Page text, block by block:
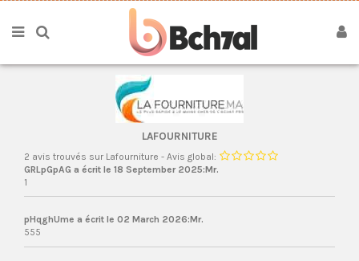
LAFOURNITURE
2 avis trouvés sur Lafourniture - Avis global:
GRLpGpAG a écrit le 18 September 2025:Mr.
1
pHqghUme a écrit le 02 March 2026:Mr.
555